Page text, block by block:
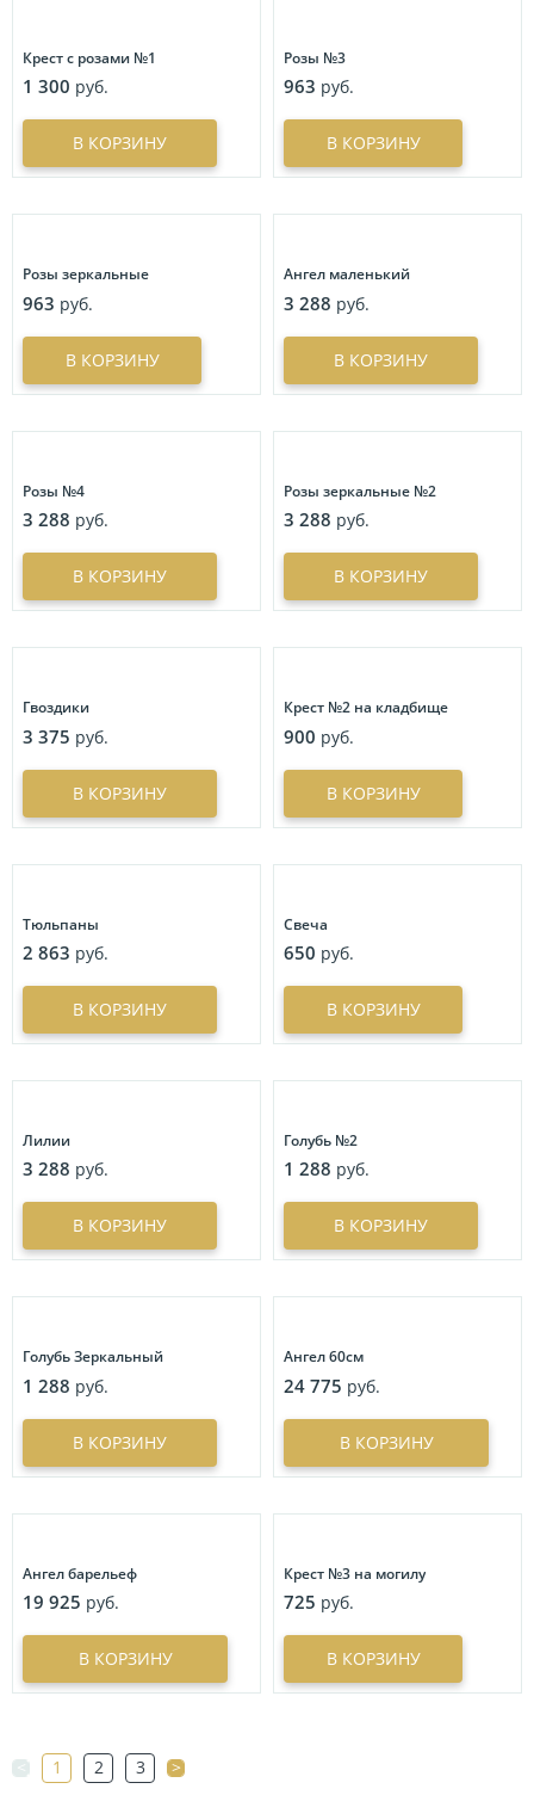
Крест с розами №1
1 300 руб.
В КОРЗИНУ
Розы №3
963 руб.
В КОРЗИНУ
Розы зеркальные
963 руб.
В КОРЗИНУ
Ангел маленький
3 288 руб.
В КОРЗИНУ
Розы №4
3 288 руб.
В КОРЗИНУ
Розы зеркальные №2
3 288 руб.
В КОРЗИНУ
Гвоздики
3 375 руб.
В КОРЗИНУ
Крест №2 на кладбище
900 руб.
В КОРЗИНУ
Тюльпаны
2 863 руб.
В КОРЗИНУ
Свеча
650 руб.
В КОРЗИНУ
Лилии
3 288 руб.
В КОРЗИНУ
Голубь №2
1 288 руб.
В КОРЗИНУ
Голубь Зеркальный
1 288 руб.
В КОРЗИНУ
Ангел 60см
24 775 руб.
В КОРЗИНУ
Ангел барельеф
19 925 руб.
В КОРЗИНУ
Крест №3 на могилу
725 руб.
В КОРЗИНУ
1 2 3 >